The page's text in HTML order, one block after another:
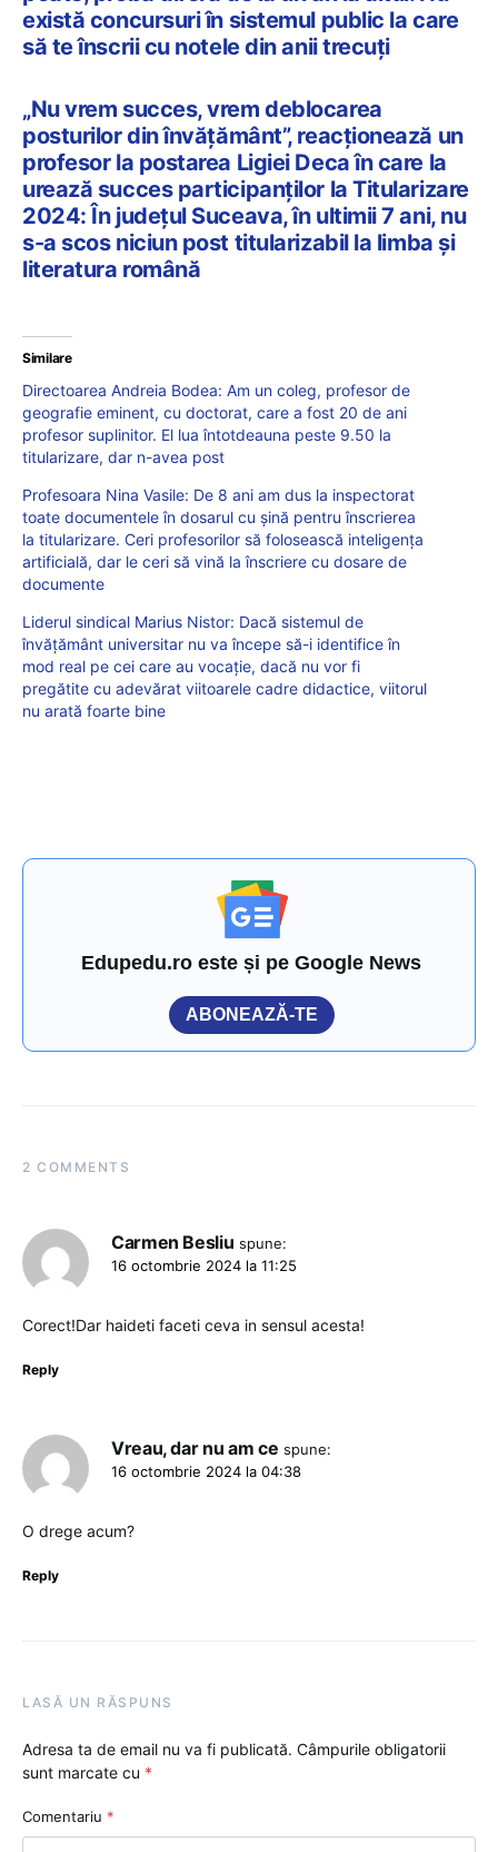
există concursuri în sistemul public la care
să te înscrii cu notele din anii trecuți
„Nu vrem succes, vrem deblocarea
posturilor din învățământ”, reacționează un
profesor la postarea Ligiei Deca în care la
urează succes participanților la Titularizare
2024: În județul Suceava, în ultimii 7 ani, nu
s-a scos niciun post titularizabil la limba și
literatura română
Similare
Directoarea Andreia Bodea: Am un coleg, profesor de
geografie eminent, cu doctorat, care a fost 20 de ani
profesor suplinitor. El lua întotdeauna peste 9.50 la
titularizare, dar n-avea post
Profesoara Nina Vasile: De 8 ani am dus la inspectorat
toate documentele în dosarul cu șină pentru înscrierea
la titularizare. Ceri profesorilor să folosească inteligența
artificială, dar le ceri să vină la înscriere cu dosare de
documente
Liderul sindical Marius Nistor: Dacă sistemul de
învățământ universitar nu va începe să-i identifice în
mod real pe cei care au vocație, dacă nu vor fi
pregătite cu adevărat viitoarele cadre didactice, viitorul
nu arată foarte bine
Edupedu.ro este și pe Google News
ABONEAZĂ-TE
2 COMMENTS
Carmen Besliu spune:
16 octombrie 2024 la 11:25
Corect!Dar haideti faceti ceva in sensul acesta!
Reply
Vreau, dar nu am ce spune:
16 octombrie 2024 la 04:38
O drege acum?
Reply
LASĂ UN RĂSPUNS
Adresa ta de email nu va fi publicată. Câmpurile obligatorii
sunt marcate cu *
Comentariu *